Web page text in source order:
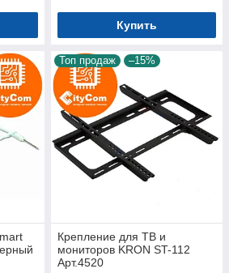
Купить
Топ продаж –15%
Крепление для ТВ и
мониторов KRON ST-112
Арт.4520